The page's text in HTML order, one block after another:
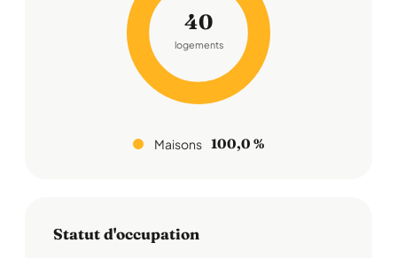
40
logements
Maisons 100,0 %
Statut d'occupation